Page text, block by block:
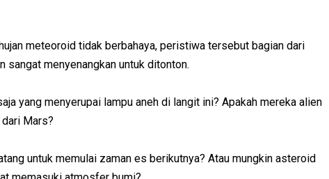
meteoroid tidak berbahaya, peristiwa tersebut bagian dari
sangat menyenangkan untuk ditonton.
yang menyerupai lampu aneh di langit ini? Apakah mereka alien
Mars?
untuk memulai zaman es berikutnya? Atau mungkin asteroid